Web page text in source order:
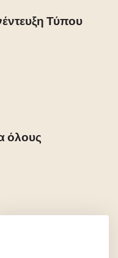
Τύπου
όλους